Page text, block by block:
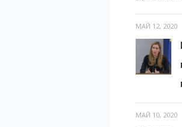
МАЙ 12, 2020
МАЙ 10, 2020